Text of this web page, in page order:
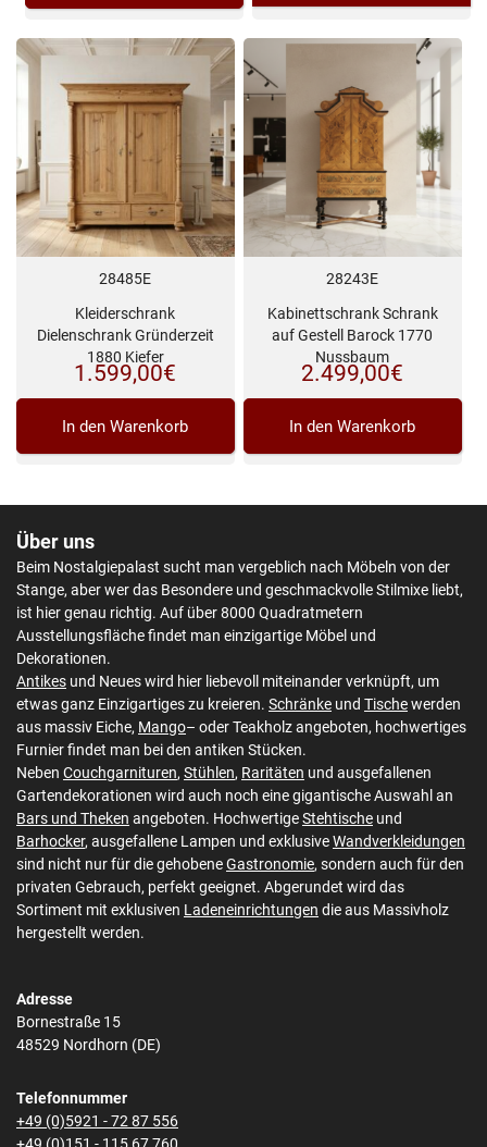
28485E
Kleiderschrank
Dielenschrank Gründerzeit
1880 Kiefer
1.599,00€
In den Warenkorb
28243E
Kabinettschrank Schrank
auf Gestell Barock 1770
Nussbaum
2.499,00€
In den Warenkorb
Über uns
Beim Nostalgiepalast sucht man vergeblich nach Möbeln von der
Stange, aber wer das Besondere und geschmackvolle Stilmixe liebt,
ist hier genau richtig. Auf über 8000 Quadratmetern
Ausstellungsfläche findet man einzigartige Möbel und
Dekorationen.
Antikes und Neues wird hier liebevoll miteinander verknüpft, um
etwas ganz Einzigartiges zu kreieren. Schränke und Tischewerden
aus massiv Eiche, Mango– oder Teakholz angeboten, hochwertiges
Furnier findet man bei den antiken Stücken.
Neben Couchgarnituren, Stühlen, Raritäten und ausgefallenen
Gartendekorationen wird auch noch eine gigantische Auswahl an
Bars und Theken angeboten. HochwertigeStehtische und
Barhocker, ausgefallene Lampen und exklusiveWandverkleidungen
sind nicht nur für die gehobeneGastronomie, sondern auch für den
privaten Gebrauch, perfekt geeignet. Abgerundet wird das
Sortiment mit exklusiven Ladeneinrichtungen die aus Massivholz
hergestellt werden.
Adresse
Bornestraße 15
48529 Nordhorn (DE)
Telefonnummer
+49 (0)5921 - 72 87 556